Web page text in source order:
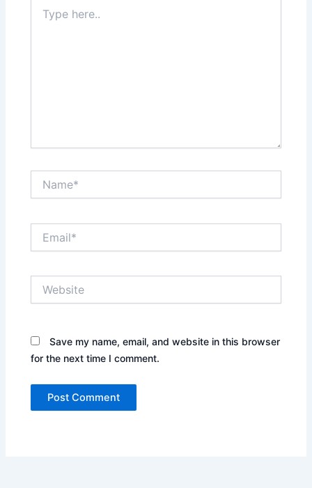
here..
Save my name, email, and website in this browser
for the next time I comment.